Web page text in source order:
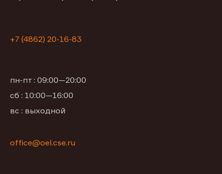
+7 (4862) 20-16-83
пн-пт : 09:00—20:00
сб : 10:00—16:00
вс : выходной
office@oel.cse.ru